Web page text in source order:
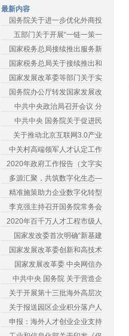
最新内容
国务院关于进一步优化外商投
五部门关于开展“一链一策一
国家税务总局接续推出服务新
国家税务总局关于接续推出和
国家发展改革委等部门关于实
国务院办公厅转发国家发展改
中共中央政治局召开会议 分
中共中央 国务院关于促进民
关于推动北京互联网3.0产业
中关村高端领军人才认定工作
2020年政府工作报告（文字实
多源汇聚，共筑数字化生态—
精准施策助力企业数字化转型
李克强主持召开国务院常务会
2020年百千万人才工程市级人
国家发改委首次明确“新基建
国家发展改革委创新和高技术
国家发展改革委 中央网信办
中共中央 国务院 关于营造企
关于开展第十三批海外高层次
关于报送园区企业积分落户人
申报：海外人才创业企业支持